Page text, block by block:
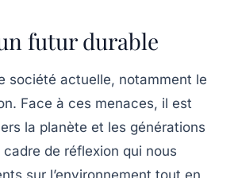
futur durable
société actuelle, notamment le
. Face à ces menaces, il est
la planète et les générations
de réflexion qui nous
sur l’environnement tout en